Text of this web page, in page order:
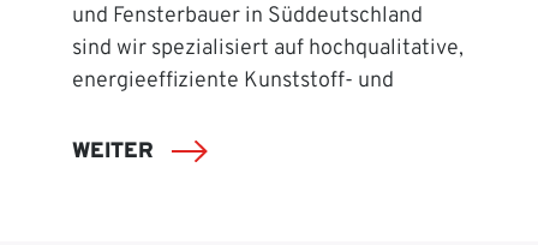
und Fensterbauer in Süddeutschland
sind wir spezialisiert auf hochqualitative,
energieeffiziente Kunststoff- und
WEITER